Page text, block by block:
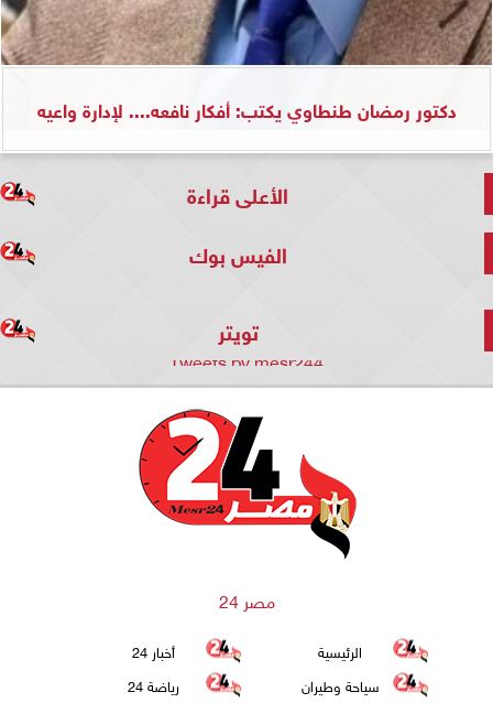
دكتور رمضان طنطاوي يكتب: أفكار نافعه.... لإدارة واعيه
الأعلى قراءة
الفيس بوك
تويتر
Tweets by mesr244
مصر 24
الرئيسية
أخبار 24
سياحة وطيران
رياضة 24